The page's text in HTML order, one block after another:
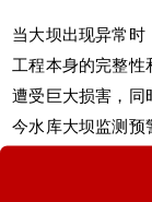
当大坝出现异常时
工程本身的完整性
遭受巨大损害，同
今水库大坝监测预